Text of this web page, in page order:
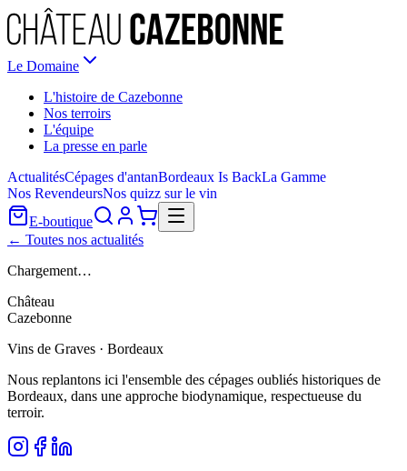
Le Domaine
L'histoire de Cazebonne
Nos terroirs
L'équipe
La presse en parle
ActualitésCépages d'antanBordeaux Is BackLa Gamme
Nos RevendeursNos quizz sur le vin
E-boutique
← Toutes nos actualités
Chargement…
Château
Cazebonne
Vins de Graves · Bordeaux
Nous replantons ici l'ensemble des cépages oubliés historiques de
Bordeaux, dans une approche biodynamique, respectueuse du
terroir.